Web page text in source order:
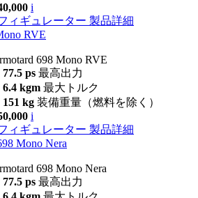
i
ィギュレーター 製品詳細
RVE
698 Mono RVE
77.5 ps 最高出力
6.4 kgm 最大トルク
151 kg 装備重量（燃料を除く）
i
ィギュレーター 製品詳細
Mono Nera
698 Mono Nera
77.5 ps 最高出力